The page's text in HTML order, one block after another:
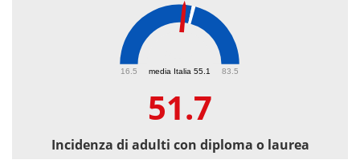
media Italia 55.1
16.5 83.5
51.7
Incidenza di adulti con diploma o laurea